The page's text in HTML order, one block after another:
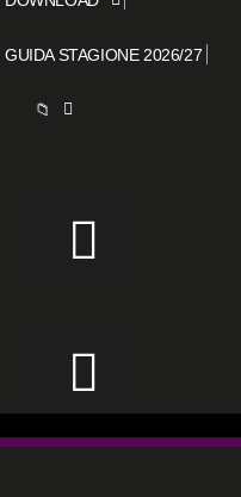
GUIDA STAGIONE 2026/27
📁